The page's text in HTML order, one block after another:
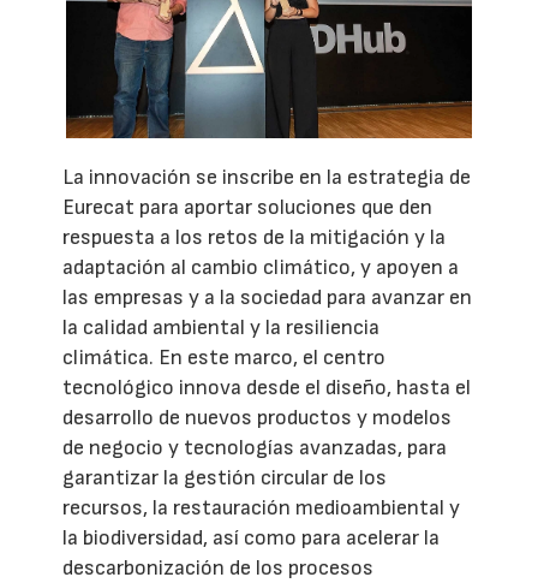
La innovación se inscribe en la estrategia de
Eurecat para aportar soluciones que den
respuesta a los retos de la mitigación y la
adaptación al cambio climático, y apoyen a
las empresas y a la sociedad para avanzar en
la calidad ambiental y la resiliencia
climática. En este marco, el centro
tecnológico innova desde el diseño, hasta el
desarrollo de nuevos productos y modelos
de negocio y tecnologías avanzadas, para
garantizar la gestión circular de los
recursos, la restauración medioambiental y
la biodiversidad, así como para acelerar la
descarbonización de los procesos